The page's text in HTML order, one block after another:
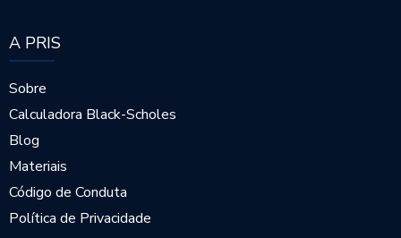
A PRIS
Sobre
Calculadora Black-Scholes
Blog
Materiais
Código de Conduta
Política de Privacidade